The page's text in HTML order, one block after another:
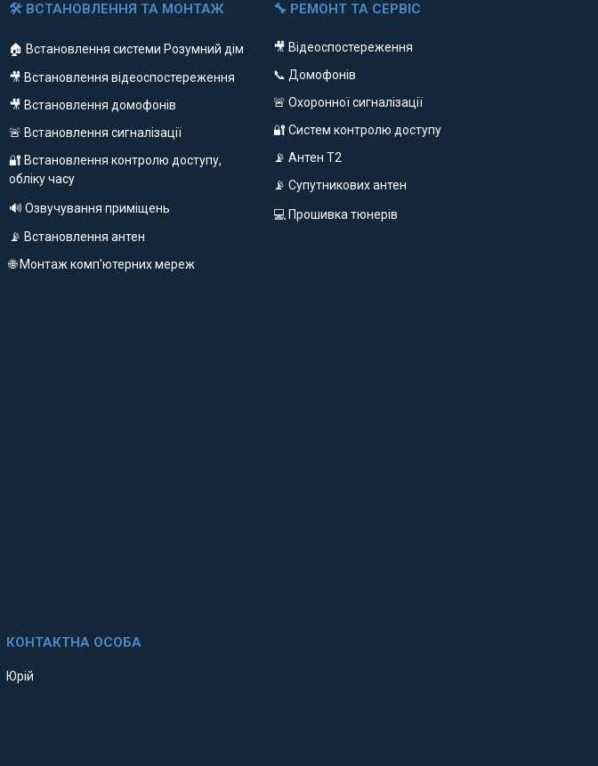
🛠 ВСТАНОВЛЕННЯ ТА МОНТАЖ
🏠 Встановлення системи Розумний дім
🎥 Встановлення відеоспостереження
🎥 Встановлення домофонів
🚨 Встановлення сигналізації
🔐 Встановлення контролю доступу,
обліку часу
🔊 Озвучування приміщень
📡 Встановлення антен
🌐 Монтаж комп'ютерних мереж
🔧 РЕМОНТ ТА СЕРВІС
🎥 Відеоспостереження
📞 Домофонів
🚨 Охоронної сигналізації
🔐 Систем контролю доступу
📡 Антен Т2
📡 Супутникових антен
💻 Прошивка тюнерів
Юрій